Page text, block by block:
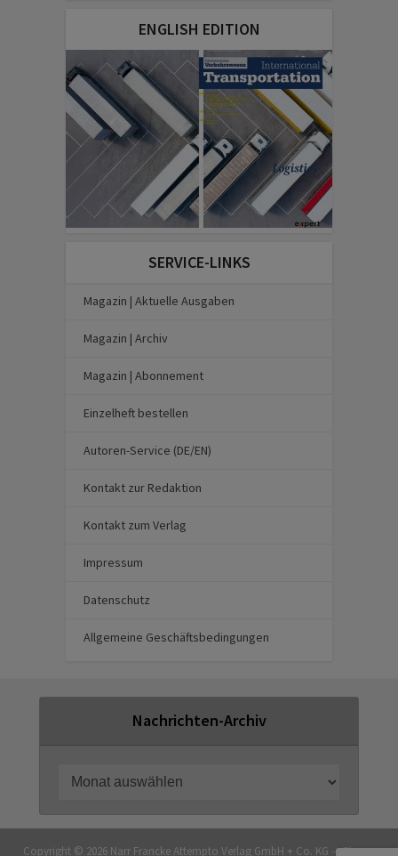
ENGLISH EDITION
SERVICE-LINKS
Magazin | Aktuelle Ausgaben
Magazin | Archiv
Magazin | Abonnement
Einzelheft bestellen
Autoren-Service (DE/EN)
Kontakt zur Redaktion
Kontakt zum Verlag
Impressum
Datenschutz
Allgemeine Geschäftsbedingungen
Nachrichten-Archiv
Copyright © 2026 Narr Francke Attempto Verlag GmbH + Co. KG — Theme